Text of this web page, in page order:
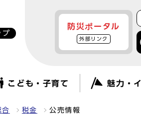
プ
防災ポータル
外部リンク
こども・子育て 魅力・
合 税金 公売情報